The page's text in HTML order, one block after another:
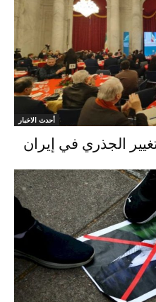
أحدث الاخبار
الجذري في إيران